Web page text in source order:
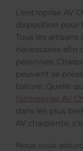
L’entreprise AV
disposition pour
Tous les
nécessaires
pérennes.
peuvent se
toiture. Quelle
l’entreprise AV
dans les plus
AV charpente,
Nous vous